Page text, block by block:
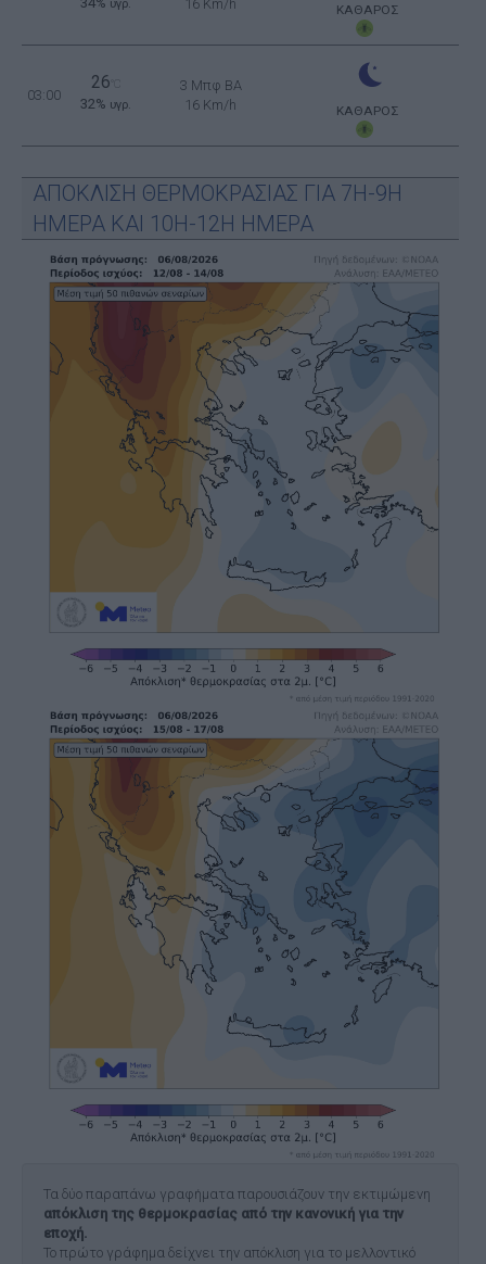
υγρ. 16 Km/h ΚΑΘΑΡΟΣ
03:00
26
32% υγρ.
3 Μπφ BA
16 Km/h
ΚΑΘΑΡΟΣ
ΑΠΟΚΛΙΣΗ ΘΕΡΜΟΚΡΑΣΙΑΣ ΓΙΑ 7Η-9Η
ΗΜΕΡΑ ΚΑΙ 10Η-12Η ΗΜΕΡΑ
Τα δύο παραπάνω γραφήματα παρουσιάζουν την εκτιμώμενη
απόκλιση της θερμοκρασίας από την κανονική για την
εποχή.
Το πρώτο γράφημα δείχνει την απόκλιση για το μελλοντικό